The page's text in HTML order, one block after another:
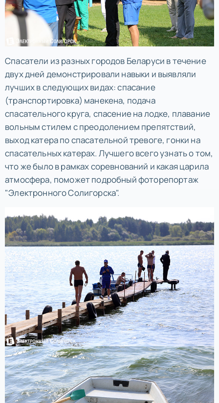
Спасатели из разных городов Беларуси в течение
двух дней демонстрировали навыки и выявляли
лучших в следующих видах: спасание
(транспортировка) манекена, подача
спасательного круга, спасение на лодке, плавание
вольным стилем с преодолением препятствий,
выход катера по спасательной тревоге, гонки на
спасательных катерах. Лучшего всего узнать о том,
что же было в рамках соревнований и какая царила
атмосфера, поможет подробный фоторепортаж
"Электронного Солигорска".